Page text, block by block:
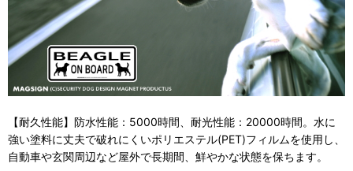
【耐久性能】防水性能：5000時間、耐光性能：20000時間。水に
強い塗料に丈夫で破れにくいポリエステル(PET)フィルムを使用し、
自動車や玄関周辺など屋外で長期間、鮮やかな状態を保ちます。